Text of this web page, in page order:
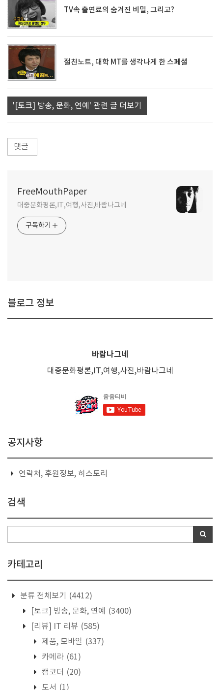
TV속 출연료의 숨겨진 비밀, 그리고?
절친노트, 대학 MT를 생각나게 한 스페셜
'[토크] 방송, 문화, 연예' 관련 글 더보기
댓글
FreeMouthPaper
대중문화평론,IT,여행,사진,바람나그네
구독하기
블로그 정보
바람나그네
대중문화평론,IT,여행,사진,바람나그네
공지사항
연락처, 후원정보, 히스토리
검색
카테고리
분류 전체보기
(4412)
[토크] 방송, 문화, 연예
(3400)
[리뷰] IT 리뷰 (585)
제품, 모바일 (337)
카메라 (61)
캠코더 (20)
도서 (1)